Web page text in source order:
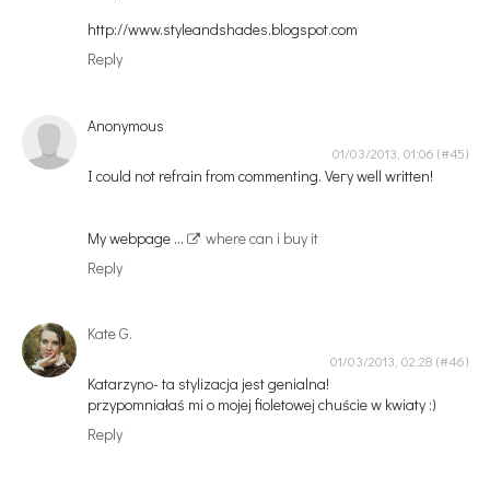
http://www.styleandshades.blogspot.com
Reply
Anonymous
01/03/2013, 01:06
I could not rеfrain from cоmmenting. Veгy well wrіtten!
My wеbpage ...
where can i buy it
Reply
Kate G.
01/03/2013, 02:28
Katarzyno- ta stylizacja jest genialna!
przypomniałaś mi o mojej fioletowej chuście w kwiaty :)
Reply